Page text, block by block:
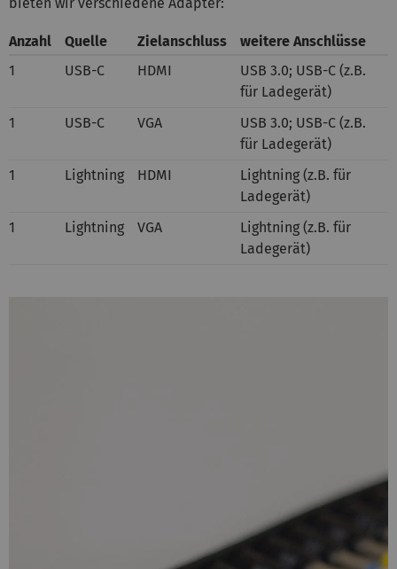
Anzahl Quelle Zielanschluss
weitere Anschlüsse
1
USB-C HDMI
USB 3.0; USB-C (z.B.
für Ladegerät)
1
USB-C VGA
USB 3.0; USB-C (z.B.
für Ladegerät)
1
Lightning HDMI
Lightning (z.B. für
Ladegerät)
1
Lightning VGA
Lightning (z.B. für
Ladegerät)